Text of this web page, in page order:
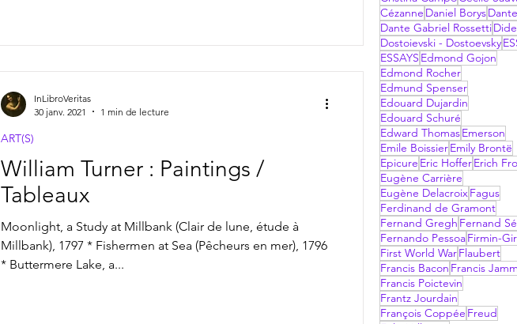
William Turner : Paintings /
Tableaux
Moonlight, a Study at Millbank (Clair de lune, étude à
Millbank), 1797 * Fishermen at Sea (Pêcheurs en mer), 1796
* Buttermere Lake, a...
ART(S)
InLibroVeritas
30 janv. 2021
1 min de lecture
Cézanne Daniel BorysDante
Dante Gabriel Rossetti
Dostoievski - Dostoevsky
ESSAYS Edmond Gojon
Edmond Rocher
Edmund Spenser
Edouard Dujardin
Edouard Schuré
Edward ThomasEmerson
Emile BoissierEmily Brontë
Epicure Eric HofferErich
Eugène Carrière
Eugène DelacroixFagus
Ferdinand de Gramont
Fernand Gregh Fernand
Fernando PessoaFirmin-
First World WarFlaubert
Francis Bacon Francis
Francis Poictevin
Frantz Jourdain
François Coppée Freud